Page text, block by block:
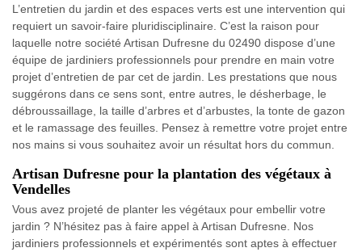
L’entretien du jardin et des espaces verts est une intervention qui
requiert un savoir-faire pluridisciplinaire. C’est la raison pour
laquelle notre société Artisan Dufresne du 02490 dispose d’une
équipe de jardiniers professionnels pour prendre en main votre
projet d’entretien de par cet de jardin. Les prestations que nous
suggérons dans ce sens sont, entre autres, le désherbage, le
débroussaillage, la taille d’arbres et d’arbustes, la tonte de gazon
et le ramassage des feuilles. Pensez à remettre votre projet entre
nos mains si vous souhaitez avoir un résultat hors du commun.
Artisan Dufresne pour la plantation des végétaux à
Vendelles
Vous avez projeté de planter les végétaux pour embellir votre
jardin ? N’hésitez pas à faire appel à Artisan Dufresne. Nos
jardiniers professionnels et expérimentés sont aptes à effectuer